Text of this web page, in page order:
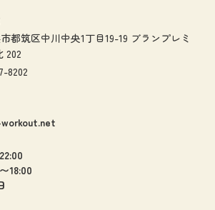
都筑区中川中央1丁目19-19 ブランプレミ
202
8202
18:00